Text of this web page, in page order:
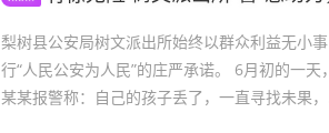
梨树县公安局树文派出所始终以群众利益无小
行“人民公安为人民”的庄严承诺。 6月初的一
某某报警称：自己的孩子丢了，一直寻找未果